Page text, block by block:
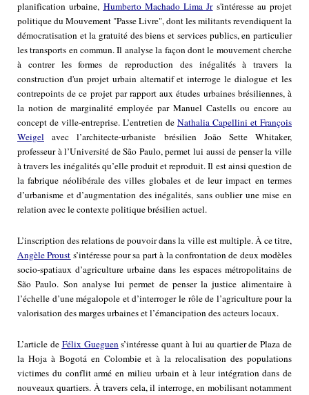
planification urbaine, Humberto Machado Lima Jrs'intéresse au projet
politique du Mouvement "Passe Livre", dont les militants revendiquent la
démocratisation et la gratuité des biens et services publics, en particulier
les transports en commun. Il analyse la façon dont le mouvement cherche
à contrer les formes de reproduction des inégalités à travers la
construction d'un projet urbain alternatif et interroge le dialogue et les
contrepoints de ce projet par rapport aux études urbaines brésiliennes, à
la notion de marginalité employée par Manuel Castells ou encore au
concept de ville-entreprise. L’entretien de Nathalia Capellini et François
Weigel avec l’architecte-urbaniste brésilien João Sette Whitaker,
professeur à l’Université de São Paulo, permet lui aussi de penser la ville
à travers les inégalités qu’elle produit et reproduit. Il est ainsi question de
la fabrique néolibérale des villes globales et de leur impact en termes
d’urbanisme et d’augmentation des inégalités, sans oublier une mise en
relation avec le contexte politique brésilien actuel.
L’inscription des relations de pouvoir dans la ville est multiple. À ce titre,
Angèle Proust s’intéresse pour sa part à la confrontation de deux modèles
socio-spatiaux d’agriculture urbaine dans les espaces métropolitains de
São Paulo. Son analyse lui permet de penser la justice alimentaire à
l’échelle d’une mégalopole et d’interroger le rôle de l’agriculture pour la
valorisation des marges urbaines et l’émancipation des acteurs locaux.
L’article de Félix Gueguens’intéresse quant à lui au quartier de Plaza de
la Hoja à Bogotá en Colombie et à la relocalisation des populations
victimes du conflit armé en milieu urbain et à leur intégration dans de
nouveaux quartiers. À travers cela, il interroge, en mobilisant notamment